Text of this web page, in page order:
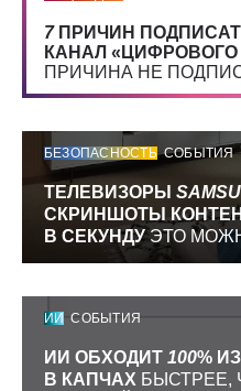
7 ПРИЧИН
КАНАЛ
ПРИЧИНА НЕ
БЕЗОПАСНОСТЬ СОБЫТИЯ
ТЕЛЕВИЗОРЫ
СКРИНШОТЫ
В СЕКУНДУЭТО
ИИ СОБЫТИЯ
ИИ ОБХОДИТ 100%
В КАПЧАХ БЫСТРЕЕ,